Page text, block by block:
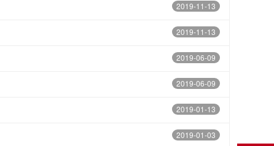
2019-11-13
2019-11-13
2019-06-09
2019-06-09
2019-01-13
2019-01-03